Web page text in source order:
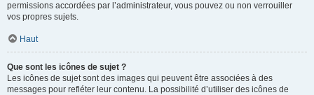
permissions accordées par l’administrateur, vous pouvez ou non verrouiller
vos propres sujets.
Haut
Que sont les icônes de sujet ?
Les icônes de sujet sont des images qui peuvent être associées à des
messages pour refléter leur contenu. La possibilité d’utiliser des icônes de